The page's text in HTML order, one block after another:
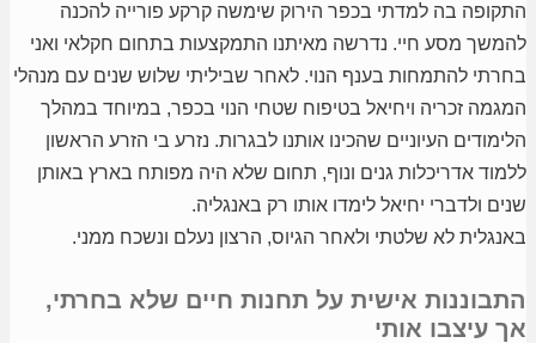
התקופה בה למדתי בכפר הירוק שימשה קרקע פורייה להכנה
להמשך מסע חיי. נדרשה מאיתנו התמקצעות בתחום חקלאי ואני
בחרתי להתמחות בענף הנוי. לאחר שביליתי שלוש שנים עם מנהלי
המגמה זכריה ויחיאל בטיפוח שטחי הנוי בכפר, במיוחד במהלך
הלימודים העיוניים שהכינו אותנו לבגרות. נזרע בי הזרע הראשון
ללמוד אדריכלות גנים ונוף, תחום שלא היה מפותח בארץ באותן
שנים ולדברי יחיאל לימדו אותו רק באנגליה.
באנגלית לא שלטתי ולאחר הגיוס, הרצון נעלם ונשכח ממני.
התבוננות אישית על תחנות חיים שלא בחרתי,
אך עיצבו אותי